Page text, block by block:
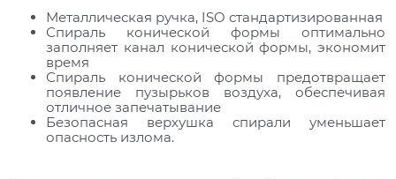
Металлическая ручка, ISO стандартизированная
Спираль конической формы оптимально
заполняет канал конической формы, экономит
время
Спираль конической формы предотвращает
появление пузырьков воздуха, обеспечивая
отличное запечатывание
Безопасная верхушка спирали уменьшает
опасность излома.